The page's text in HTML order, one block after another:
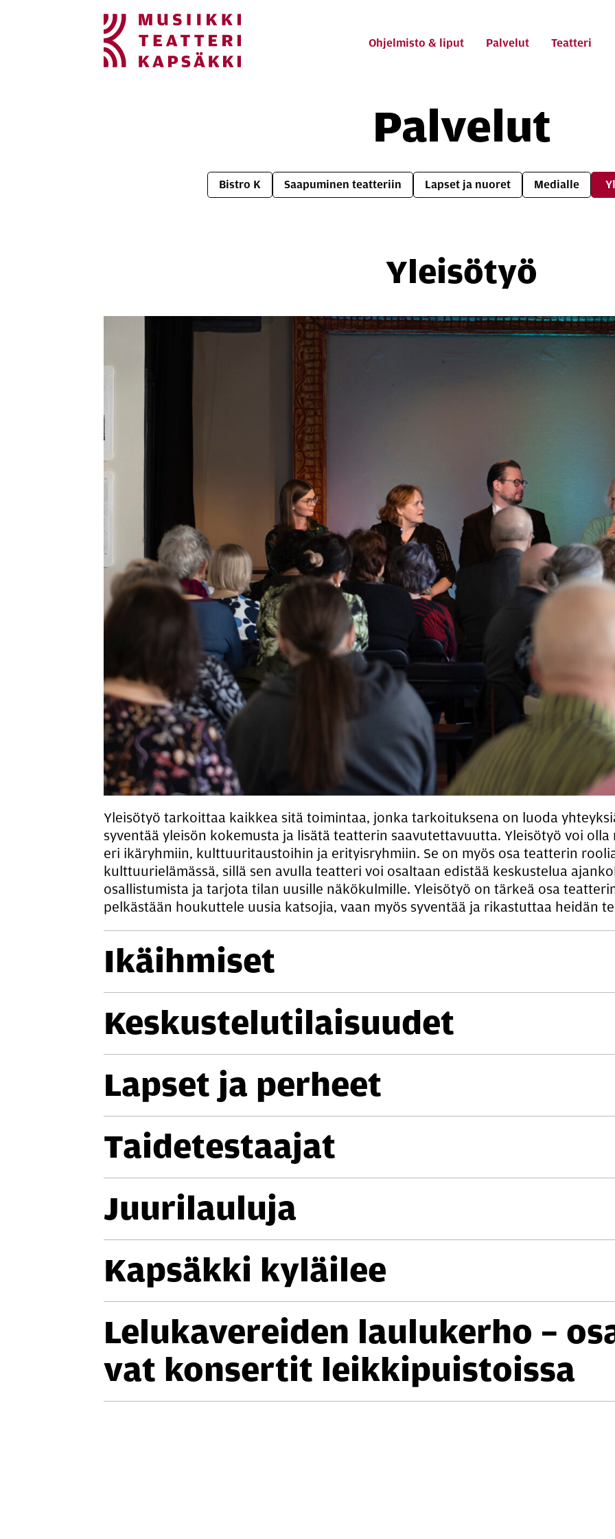
Si­vus­ton na­vi­goin­ti
Hyppää sivun sisältöön
Ohjelmisto & liput Palvelut Teatteri
Pal­ve­lut
Bistro K Saapuminen teatteriin Lapset ja nuoret Medialle
Ylei­sö­työ
Yleisötyö tarkoittaa kaikkea sitä toimintaa, jonka tarkoituksena on luoda
syventää yleisön kokemusta ja lisätä teatterin saavutettavuutta. Yleisötyö voi
eri ikäryhmiin, kulttuuritaustoihin ja erityisryhmiin. Se on myös osa teatterin
kulttuurielämässä, sillä sen avulla teatteri voi osaltaan edistää keskustelua
osallistumista ja tarjota tilan uusille näkökulmille. Yleisötyö on tärkeä osa
pelkästään houkuttele uusia katsojia, vaan myös syventää ja rikastuttaa heidän
Ikäih­mi­set
Kes­kus­te­lu­ti­lai­suu­det
Lapset ja perheet
Tai­de­tes­taa­jat
Juu­ri­lau­lu­ja
Kap­säk­ki ky­läi­lee
Le­lu­ka­ve­rei­den lau­lu­ker­ho –
vat kon­ser­tit leik­ki­puis­tois­sa